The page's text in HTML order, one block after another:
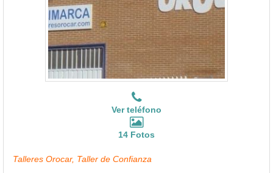
Ver teléfono
14 Fotos
Talleres Orocar, Taller de Confianza